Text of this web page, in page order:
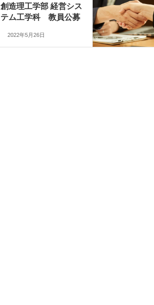
創造理工学部 経営シス
テム工学科 教員公募
2022年5月26日